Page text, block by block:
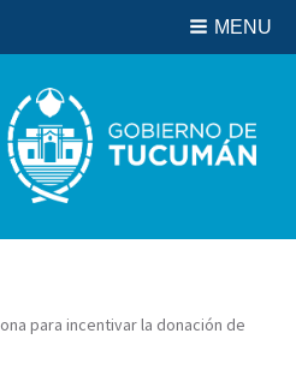
MENU
para incentivar la donación de